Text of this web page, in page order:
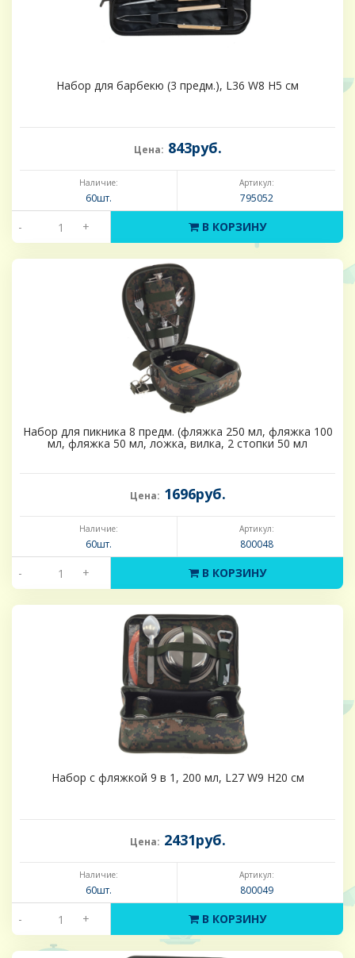
Набор для барбекю (3 предм.), L36 W8 H5 см
Цена: 843руб.
Наличие:
60шт.
Артикул:
795052
- + В КОРЗИНУ
Набор для пикника 8 предм. (фляжка 250 мл, фляжка 100
мл, фляжка 50 мл, ложка, вилка, 2 стопки 50 мл
Цена: 1696руб.
Наличие:
60шт.
Артикул:
800048
- + В КОРЗИНУ
Набор с фляжкой 9 в 1, 200 мл, L27 W9 H20 см
Цена: 2431руб.
Наличие:
60шт.
Артикул:
800049
- + В КОРЗИНУ